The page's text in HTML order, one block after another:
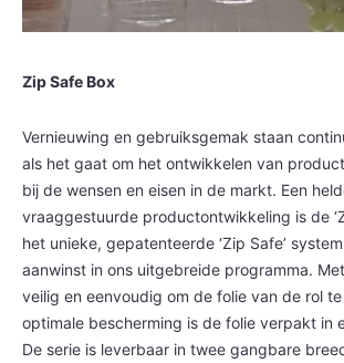
Zip Safe Box
Vernieuwing en gebruiksgemak staan
als het gaat om het ontwikkelen van
bij de wensen en eisen in de markt. Een
vraaggestuurde productontwikkeling is de
het unieke, gepatenteerde ‘Zip Safe’
aanwinst in ons uitgebreide programma.
veilig en eenvoudig om de folie van de rol te
optimale bescherming is de folie verpakt in
De serie is leverbaar in twee gangbare